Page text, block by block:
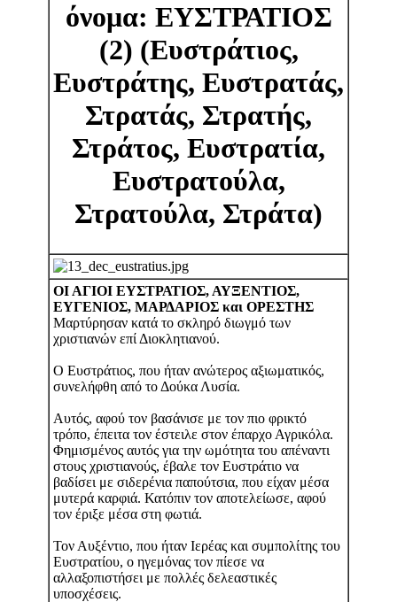
όνομα: ΕΥΣΤΡΑΤΙΟΣ
(2) (Ευστράτιος,
Ευστράτης, Ευστρατάς,
Στρατάς, Στρατής,
Στράτος, Ευστρατία,
Ευστρατούλα,
Στρατούλα, Στράτα)
ΟΙ ΑΓΙΟΙ ΕΥΣΤΡΑΤΙΟΣ, ΑΥΞΕΝΤΙΟΣ,
ΕΥΓΕΝΙΟΣ, ΜΑΡΔΑΡΙΟΣ και ΟΡΕΣΤΗΣ
Μαρτύρησαν κατά το σκληρό διωγμό των
χριστιανών επί Διοκλητιανού.
Ο Ευστράτιος, που ήταν ανώτερος αξιωματικός,
συνελήφθη από το Δούκα Λυσία.
Αυτός, αφού τον βασάνισε με τον πιο φρικτό
τρόπο, έπειτα τον έστειλε στον έπαρχο Αγρικόλα.
Φημισμένος αυτός για την ωμότητα του απέναντι
στους χριστιανούς, έβαλε τον Ευστράτιο να
βαδίσει με σιδερένια παπούτσια, που είχαν μέσα
μυτερά καρφιά. Κατόπιν τον αποτελείωσε, αφού
τον έριξε μέσα στη φωτιά.
Τον Αυξέντιο, που ήταν Ιερέας και συμπολίτης του
Ευστρατίου, ο ηγεμόνας τον πίεσε να
αλλαξοπιστήσει με πολλές δελεαστικές
υποσχέσεις.